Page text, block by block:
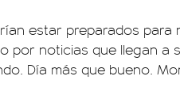
estar preparados para
por noticias que llegan a
Día más que bueno.